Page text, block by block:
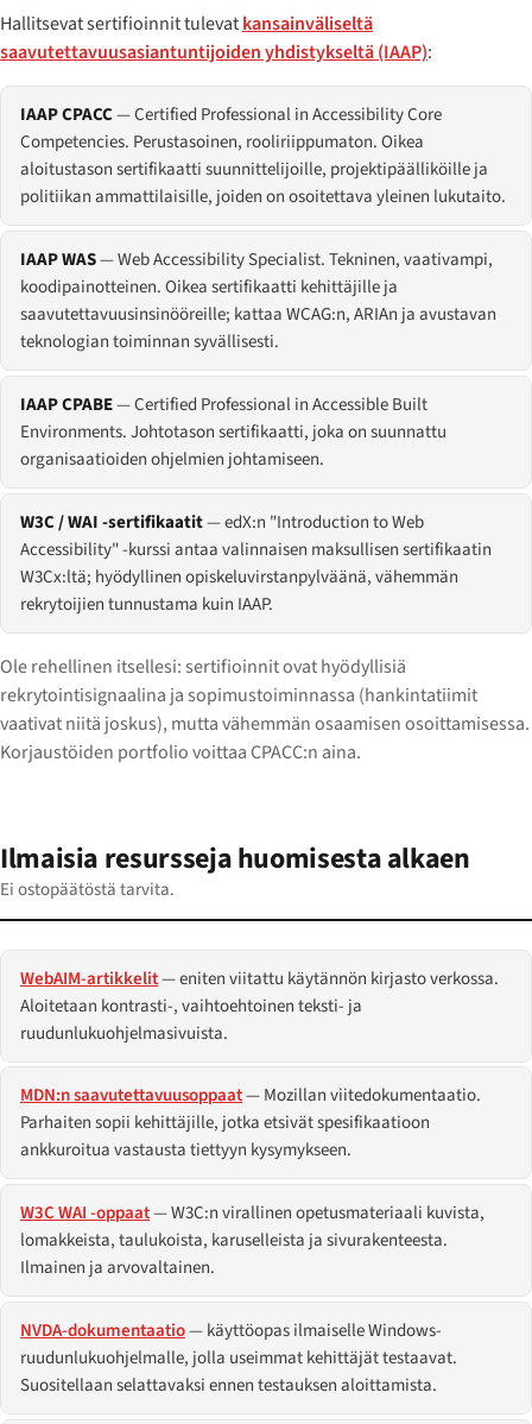
Hallitsevat sertifioinnit tulevatkansainväliseltä
saavutettavuusasiantuntijoiden yhdistykseltä (IAAP):
IAAP CPACC— Certified Professional in Accessibility Core
Competencies. Perustasoinen, rooliriippumaton. Oikea
aloitustason sertifikaatti suunnittelijoille, projektipäälliköille ja
politiikan ammattilaisille, joiden on osoitettava yleinen lukutaito.
IAAP WAS— Web Accessibility Specialist. Tekninen, vaativampi,
koodipainotteinen. Oikea sertifikaatti kehittäjille ja
saavutettavuusinsinööreille; kattaa WCAG:n, ARIAn ja avustavan
teknologian toiminnan syvällisesti.
IAAP CPABE— Certified Professional in Accessible Built
Environments. Johtotason sertifikaatti, joka on suunnattu
organisaatioiden ohjelmien johtamiseen.
W3C / WAI -sertifikaatit— edX:n "Introduction to Web
Accessibility" -kurssi antaa valinnaisen maksullisen sertifikaatin
W3Cx:ltä; hyödyllinen opiskeluvirstanpylväänä, vähemmän
rekrytoijien tunnustama kuin IAAP.
Ole rehellinen itsellesi: sertifioinnit ovat hyödyllisiä
rekrytointisignaalina ja sopimustoiminnassa (hankintatiimit
vaativat niitä joskus), mutta vähemmän osaamisen osoittamisessa.
Korjaustöiden portfolio voittaa CPACC:n aina.
Ilmaisia resursseja huomisesta alkaen
Ei ostopäätöstä tarvita.
WebAIM-artikkelit— eniten viitattu käytännön kirjasto verkossa.
Aloitetaan kontrasti-, vaihtoehtoinen teksti- ja
ruudunlukuohjelmasivuista.
MDN:n saavutettavuusoppaat— Mozillan viitedokumentaatio.
Parhaiten sopii kehittäjille, jotka etsivät spesifikaatioon
ankkuroitua vastausta tiettyyn kysymykseen.
W3C WAI -oppaat— W3C:n virallinen opetusmateriaali kuvista,
lomakkeista, taulukoista, karuselleista ja sivurakenteesta.
Ilmainen ja arvovaltainen.
NVDA-dokumentaatio— käyttöopas ilmaiselle Windows-
ruudunlukuohjelmalle, jolla useimmat kehittäjät testaavat.
Suositellaan selattavaksi ennen testauksen aloittamista.